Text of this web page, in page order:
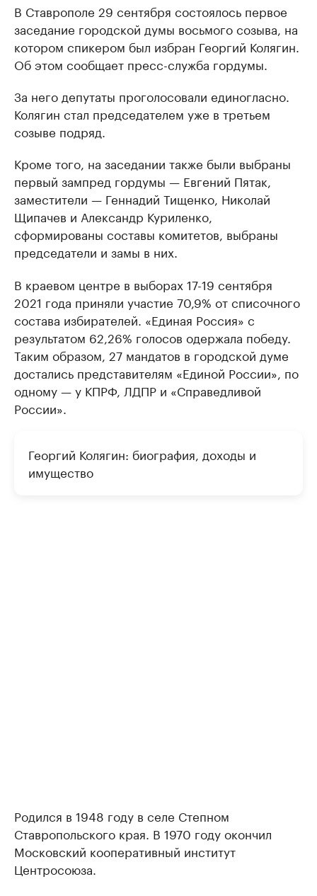
В Ставрополе 29 сентября состоялось первое
заседание городской думы восьмого созыва, на
котором спикером был избран Георгий Колягин.
Об этом сообщает пресс-служба гордумы.
За него депутаты проголосовали единогласно.
Колягин стал председателем уже в третьем
созыве подряд.
Кроме того, на заседании также были выбраны
первый зампред гордумы — Евгений Пятак,
заместители — Геннадий Тищенко, Николай
Щипачев и Александр Куриленко,
сформированы составы комитетов, выбраны
председатели и замы в них.
В краевом центре в выборах 17-19 сентября
2021 года приняли участие 70,9% от списочного
состава избирателей. «Единая Россия» с
результатом 62,26% голосов одержала победу.
Таким образом, 27 мандатов в городской думе
достались представителям «Единой России», по
одному — у КПРФ, ЛДПР и «Справедливой
России».
Георгий Колягин: биография, доходы и
имущество
Родился в 1948 году в селе Степном
Ставропольского края. В 1970 году окончил
Московский кооперативный институт
Центросоюза.